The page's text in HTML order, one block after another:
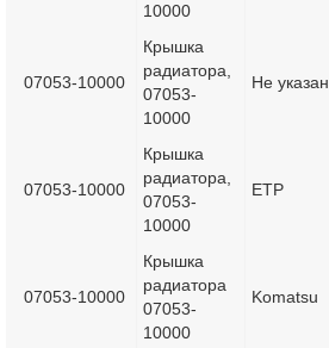
10000
07053-10000
Крышка
радиатора,
07053-
10000
Не указан
07053-10000
Крышка
радиатора,
07053-
10000
ETP
07053-10000
Крышка
радиатора
07053-
10000
Komatsu